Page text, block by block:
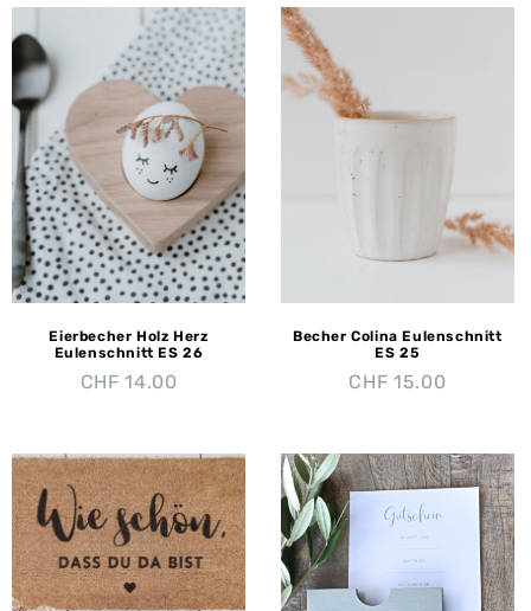
Eierbecher Holz Herz
Eulenschnitt ES 26
CHF 14.00
Becher Colina Eulenschnitt
ES 25
CHF 15.00